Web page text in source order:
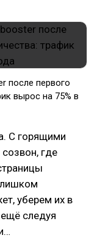
после первого
вырос на 75% в
С горящими
где
уберем их в
следуя